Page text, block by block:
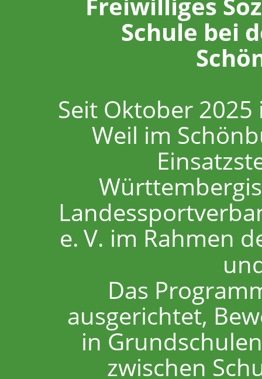
Schule bei
Seit Oktober
Weil im
e. V. im Rahmen
Das
ausgerichtet,
in
zwischen